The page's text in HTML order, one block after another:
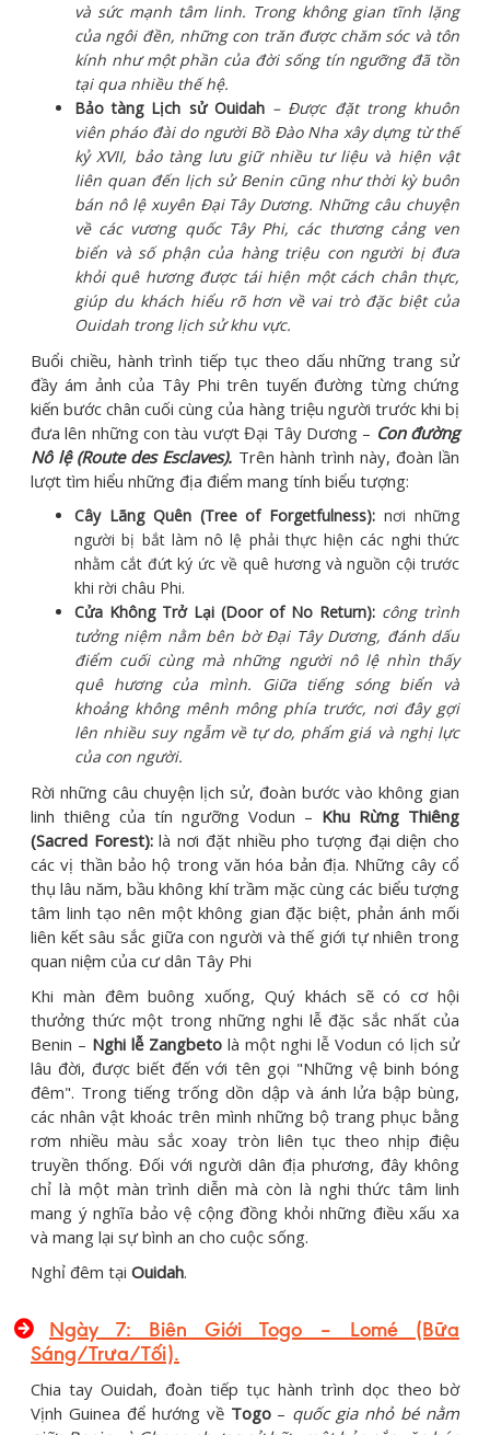
và sức mạnh tâm linh. Trong không gian tĩnh lặng
của ngôi đền, những con trăn được chăm sóc và tôn
kính như một phần của đời sống tín ngưỡng đã tồn
tại qua nhiều thế hệ.
Bảo tàng Lịch sử Ouidah – Được đặt trong khuôn
viên pháo đài do người Bồ Đào Nha xây dựng từ thế
kỷ XVII, bảo tàng lưu giữ nhiều tư liệu và hiện vật
liên quan đến lịch sử Benin cũng như thời kỳ buôn
bán nô lệ xuyên Đại Tây Dương. Những câu chuyện
về các vương quốc Tây Phi, các thương cảng ven
biển và số phận của hàng triệu con người bị đưa
khỏi quê hương được tái hiện một cách chân thực,
giúp du khách hiểu rõ hơn về vai trò đặc biệt của
Ouidah trong lịch sử khu vực.
Buổi chiều, hành trình tiếp tục theo dấu những trang sử
đầy ám ảnh của Tây Phi trên tuyến đường từng chứng
kiến bước chân cuối cùng của hàng triệu người trước khi bị
đưa lên những con tàu vượt Đại Tây Dương – Con đường
Nô lệ (Route des Esclaves). Trên hành trình này, đoàn lần
lượt tìm hiểu những địa điểm mang tính biểu tượng:
Cây Lãng Quên (Tree of Forgetfulness):nơi những
người bị bắt làm nô lệ phải thực hiện các nghi thức
nhằm cắt đứt ký ức về quê hương và nguồn cội trước
khi rời châu Phi.
Cửa Không Trở Lại (Door of No Return): công trình
tưởng niệm nằm bên bờ Đại Tây Dương, đánh dấu
điểm cuối cùng mà những người nô lệ nhìn thấy
quê hương của mình. Giữa tiếng sóng biển và
khoảng không mênh mông phía trước, nơi đây gợi
lên nhiều suy ngẫm về tự do, phẩm giá và nghị lực
của con người.
Rời những câu chuyện lịch sử, đoàn bước vào không gian
linh thiêng của tín ngưỡng Vodun – Khu Rừng Thiêng
(Sacred Forest):là nơi đặt nhiều pho tượng đại diện cho
các vị thần bảo hộ trong văn hóa bản địa. Những cây cổ
thụ lâu năm, bầu không khí trầm mặc cùng các biểu tượng
tâm linh tạo nên một không gian đặc biệt, phản ánh mối
liên kết sâu sắc giữa con người và thế giới tự nhiên trong
quan niệm của cư dân Tây Phi
Khi màn đêm buông xuống, Quý khách sẽ có cơ hội
thưởng thức một trong những nghi lễ đặc sắc nhất của
Benin – Nghi lễ Zangbeto là một nghi lễ Vodun có lịch sử
lâu đời, được biết đến với tên gọi "Những vệ binh bóng
đêm". Trong tiếng trống dồn dập và ánh lửa bập bùng,
các nhân vật khoác trên mình những bộ trang phục bằng
rơm nhiều màu sắc xoay tròn liên tục theo nhịp điệu
truyền thống. Đối với người dân địa phương, đây không
chỉ là một màn trình diễn mà còn là nghi thức tâm linh
mang ý nghĩa bảo vệ cộng đồng khỏi những điều xấu xa
và mang lại sự bình an cho cuộc sống.
Nghỉ đêm tại Ouidah.
Ngày7: Biên Giới Togo – Lomé (Bữa
Sáng/Trưa/Tối).
Chia tay Ouidah, đoàn tiếp tục hành trình dọc theo bờ
Vịnh Guinea để hướng về Togo– quốc gia nhỏ bé nằm